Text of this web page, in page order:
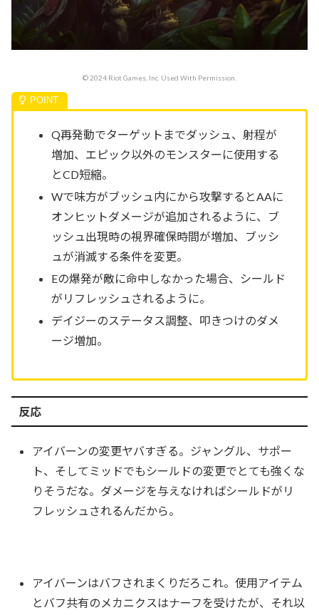
© 2024 Riot Games, Inc. Used With Permission.
Q再発動でターゲットまでダッシュ、射程が
増加、エピック以外のモンスターに使用する
とCD短縮。
Wで味方がブッシュ内にから攻撃するとAAに
オンヒットダメージが追加されるように、ブ
ッシュ出現時の視界確保時間が増加、ブッシ
ュが消滅する条件を変更。
Eの爆発が敵に命中しなかった場合、シールド
がリフレッシュされるように。
デイジーのステータス調整、叩きつけのダメ
ージ増加。
反応
アイバーンの変更ヤバすぎる。ジャングル、サポー
ト、そしてミッドでもシールドの変更でとても強くな
りそうだな。ダメージを与えなければシールドがリ
フレッシュされるんだから。
アイバーンはバフされまくりだろこれ。使用アイテム
とバフ共有のメカニクスはナーフを受けたが、それ以